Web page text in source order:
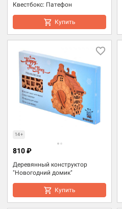
Квестбокс: Патефон
Купить
14+
Деревянный конструктор
"Новогодний домик"
810 ₽
Купить